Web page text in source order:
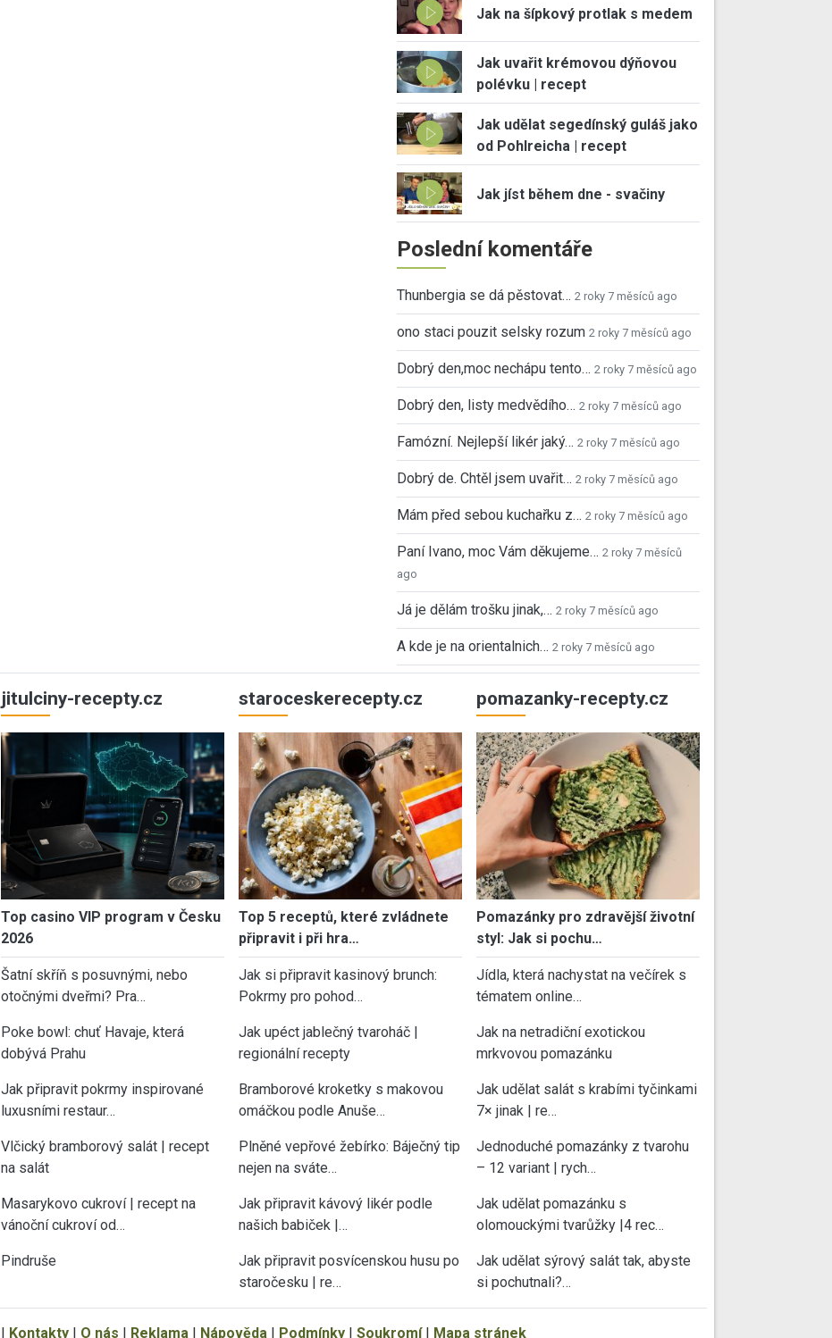
Jak na šípkový protlak s medem
Jak uvařit krémovou dýňovou
polévku | recept
Jak udělat segedínský guláš jako
od Pohlreicha | recept
Jak jíst během dne - svačiny
Poslední komentáře
Thunbergia se dá pěstovat… 2 roky 7 měsíců ago
ono staci pouzit selsky rozum 2 roky 7 měsíců ago
Dobrý den,moc nechápu tento… 2 roky 7 měsíců ago
Dobrý den, listy medvědího… 2 roky 7 měsíců ago
Famózní. Nejlepší likér jaký… 2 roky 7 měsíců ago
Dobrý de. Chtěl jsem uvařit… 2 roky 7 měsíců ago
Mám před sebou kuchařku z… 2 roky 7 měsíců ago
Paní Ivano, moc Vám děkujeme… 2 roky 7 měsíců
ago
Já je dělám trošku jinak,… 2 roky 7 měsíců ago
A kde je na orientalnich… 2 roky 7 měsíců ago
jitulciny-recepty.cz
Top casino VIP program v Česku
2026
Šatní skříň s posuvnými, nebo
otočnými dveřmi? Pra…
Poke bowl: chuť Havaje, která
dobývá Prahu
Jak připravit pokrmy inspirované
luxusními restaur…
Vlčický bramborový salát | recept
na salát
Masarykovo cukroví | recept na
vánoční cukroví od…
Pindruše
staroceskerecepty.cz
Top 5 receptů, které zvládnete
připravit i při hra…
Jak si připravit kasinový brunch:
Pokrmy pro pohod…
Jak upéct jablečný tvaroháč |
regionální recepty
Bramborové kroketky s makovou
omáčkou podle Anuše…
Plněné vepřové žebírko: Báječný tip
nejen na sváte…
Jak připravit kávový likér podle
našich babiček |…
Jak připravit posvícenskou husu po
staročesku | re…
pomazanky-recepty.cz
Pomazánky pro zdravější životní
styl: Jak si pochu…
Jídla, která nachystat na večírek s
tématem online…
Jak na netradiční exotickou
mrkvovou pomazánku
Jak udělat salát s krabími tyčinkami
7× jinak | re…
Jednoduché pomazánky z tvarohu
– 12 variant | rych…
Jak udělat pomazánku s
olomouckými tvarůžky |4 rec…
Jak udělat sýrový salát tak, abyste
si pochutnali?…
Kontakty O nás Reklama Nápověda Podmínky Soukromí| Mapa stránek